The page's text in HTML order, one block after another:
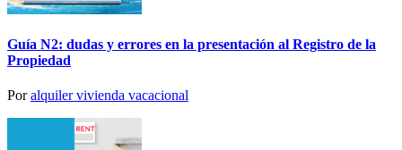
Guía N2: dudas y errores en la presentación al Registro de la
Propiedad
Poralquiler vivienda vacacional